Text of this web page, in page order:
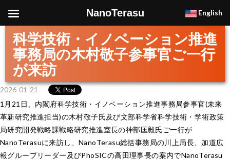
科学技術・イノベーション推進
事務局の木村敬子参事官ご一行
が来訪
2026-01-21
1月21日、内閣府科学技術・イノベーション推進事務局参事官(未来
革新研究推進担当)の木村敬子氏及び文部科学省科学技術・学術政策
局研究開発戦略課戦略研究推進室長の神部匡毅氏ご一行が
NanoTerasuに来訪し、NanoTerasu総括事務局の川上局長、加道広
報グループリーダー及びPhoSICの高田理事長の案内でNanoTerasu
NanoTerasu English